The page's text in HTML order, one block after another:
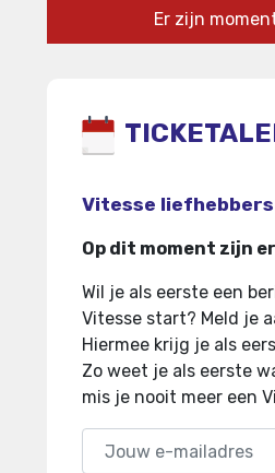
Er zijn
Vitesse
Op dit moment zijn
Wil je als eerste een
Vitesse start? Meld je
Hiermee krijg je als
Zo weet je als eerste
mis je nooit meer een